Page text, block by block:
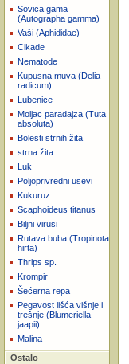
Sovica gama
(Autographa gamma)
Vaši (Aphididae)
Cikade
Nematode
Kupusna muva (Delia
radicum)
Lubenice
Moljac paradajza (Tuta
absoluta)
Bolesti strnih žita
strna žita
Luk
Poljoprivredni usevi
Kukuruz
Scaphoideus titanus
Biljni virusi
Rutava buba (Tropinota
hirta)
Thrips sp.
Krompir
Šećerna repa
Pegavost lišća višnje i
trešnje (Blumeriella
jaapii)
Malina
Ostalo